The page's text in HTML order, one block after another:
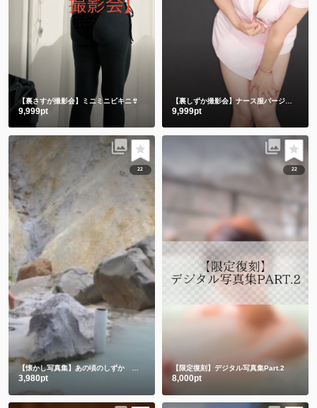
【裏さすが撮影会】ミニミニビキニ👙
9,999pt 9,999pt
22
3,980pt
22
【限定復刻】デジタル写真集Part.2
8,000pt